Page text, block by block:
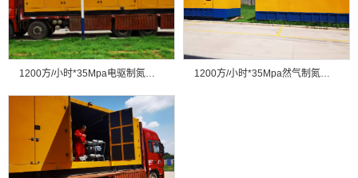
1200方/小时*35Mpa电驱制氮注氮设备 1200方/小时*35Mpa然气制氮注氮设备